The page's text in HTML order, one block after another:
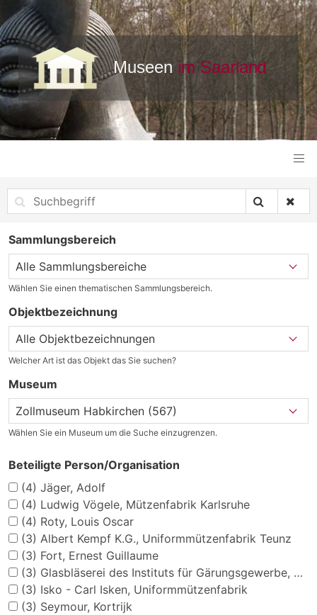
Sammlungsbereich
Wählen Sie einen thematischen Sammlungsbereich.
Objektbezeichnung
Welcher Art ist das Objekt das Sie suchen?
Museum
Wählen Sie ein Museum um die Suche einzugrenzen.
Beteiligte Person/Organisation
(4) Jäger, Adolf
(4) Ludwig Vögele, Mützenfabrik Karlsruhe
(4) Roty, Louis Oscar
(3) Albert Kempf K.G., Uniformmützenfabrik Teunz
(3) Fort, Ernest Guillaume
(3) Glasbläserei des Instituts für Gärungsgewerbe, Berlin N 65
(3) Isko - Carl Isken, Uniformmützenfabrik
(3) Seymour, Kortrijk